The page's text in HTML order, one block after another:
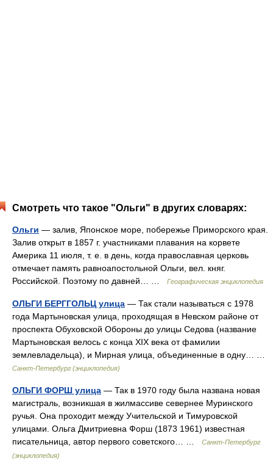
Смотреть что такое "Ольги" в других словарях:
Ольги — залив, Японское море, побережье Приморского края.
Залив открыт в 1857 г. участниками плавания на корвете
Америка 11 июля, т. е. в день, когда православная церковь
отмечает память равноапостольной Ольги, вел. княг.
Российской. Поэтому по давней… …
Географическая энциклопедия
ОЛЬГИ БЕРГГОЛЬЦ улица — Так стали называться с 1978
года Мартыновская улица, проходящая в Невском районе от
проспекта Обуховской Обороны до улицы Седова (название
Мартыновская велось с конца XIX века от фамилии
землевладельца), и Мирная улица, объединенные в одну… …
Санкт-Петербург (энциклопедия)
ОЛЬГИ ФОРШ улица — Так в 1970 году была названа новая
магистраль, возникшая в жилмассиве севернее Муринского
ручья. Она проходит между Учительской и Тимуровской
улицами. Ольга Дмитриевна Форш (1873 1961) известная
писательница, автор первого советского… …
Санкт-Петербург
(энциклопедия)